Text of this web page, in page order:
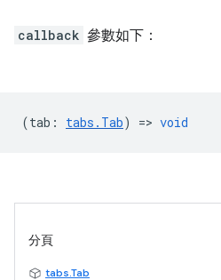
callback 參數如下：
(tab : tabs.Tab) => void
分頁
tabs.Tab